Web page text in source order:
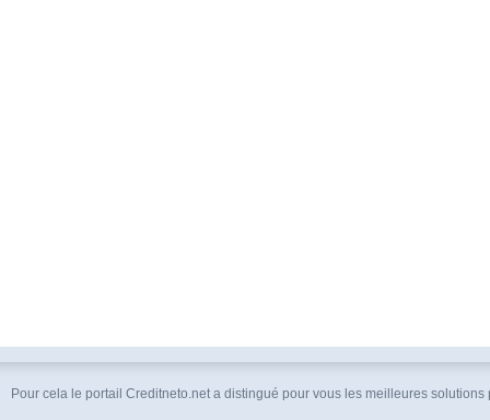
Pour cela le portail Creditneto.net a distingué pour vous les meilleures